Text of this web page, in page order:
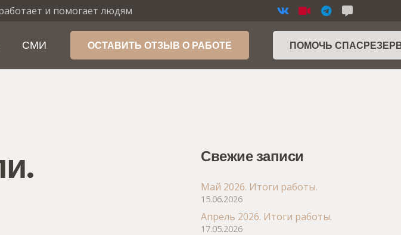
и помогает людям
СМИ ОСТАВИТЬ ОТЗЫВ О РАБОТЕ ПОМОЧЬ
Свежие записи
Май 2026. Итоги работы.
15.06.2026
Апрель 2026. Итоги работы.
17.05.2026